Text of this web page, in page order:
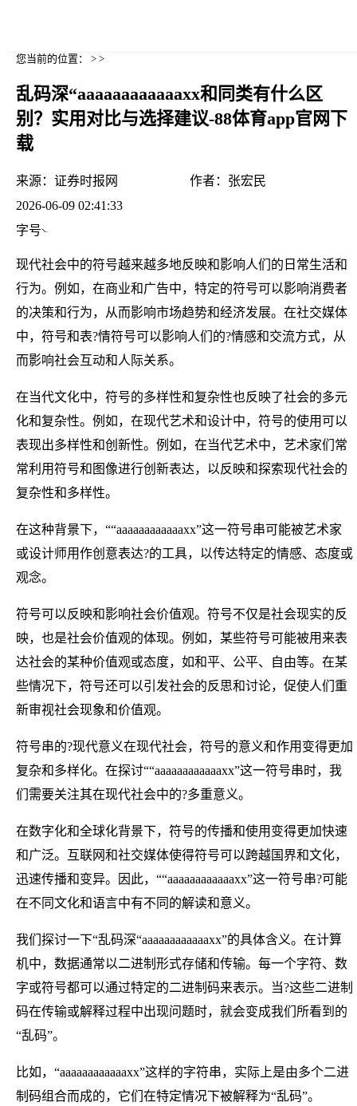
您当前的位置： > >
乱码深“aaaaaaaaaaaaxx和同类有什么区
别？实用对比与选择建议-88体育app官网下
载
来源： 证券时报网 作者： 张宏民
2026-06-09 02:41:33
字号
现代社会中的符号越来越多地反映和影响人们的日常生活和
行为。例如，在商业和广告中，特定的符号可以影响消费者
的决策和行为，从而影响市场趋势和经济发展。在社交媒体
中，符号和表?情符号可以影响人们的?情感和交流方式，从
而影响社会互动和人际关系。
在当代文化中，符号的多样性和复杂性也反映了社会的多元
化和复杂性。例如，在现代艺术和设计中，符号的使用可以
表现出多样性和创新性。例如，在当代艺术中，艺术家们常
常利用符号和图像进行创新表达，以反映和探索现代社会的
复杂性和多样性。
在这种背景下，““aaaaaaaaaaaaxx”这一符号串可能被艺术家
或设计师用作创意表达?的工具，以传达特定的情感、态度或
观念。
符号可以反映和影响社会价值观。符号不仅是社会现实的反
映，也是社会价值观的体现。例如，某些符号可能被用来表
达社会的某种价值观或态度，如和平、公平、自由等。在某
些情况下，符号还可以引发社会的反思和讨论，促使人们重
新审视社会现象和价值观。
符号串的?现代意义在现代社会，符号的意义和作用变得更加
复杂和多样化。在探讨““aaaaaaaaaaaaxx”这一符号串时，我
们需要关注其在现代社会中的?多重意义。
在数字化和全球化背景下，符号的传播和使用变得更加快速
和广泛。互联网和社交媒体使得符号可以跨越国界和文化，
迅速传播和变异。因此，““aaaaaaaaaaaaxx”这一符号串?可能
在不同文化和语言中有不同的解读和意义。
我们探讨一下“乱码深“aaaaaaaaaaaaxx”的具体含义。在计算
机中，数据通常以二进制形式存储和传输。每一个字符、数
字或符号都可以通过特定的二进制码来表示。当?这些二进制
码在传输或解释过程中出现问题时，就会变成我们所看到的
“乱码”。
比如，“aaaaaaaaaaaaxx”这样的字符串，实际上是由多个二进
制码组合而成的，它们在特定情况下被解释为“乱码”。